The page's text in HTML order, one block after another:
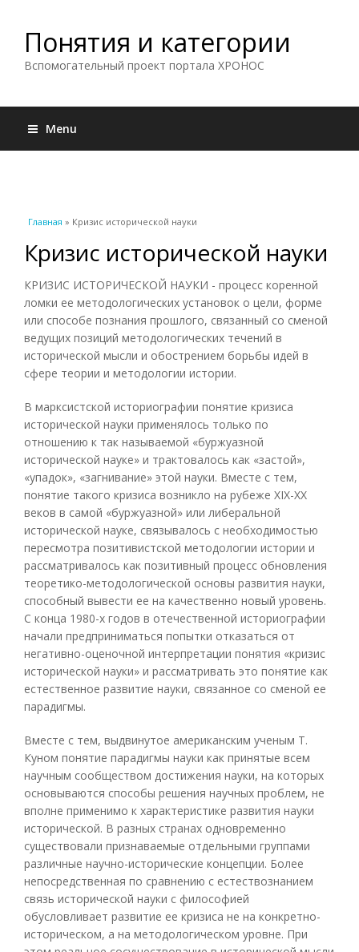
Понятия и категории
Вспомогательный проект портала ХРОНОС
Menu
Вы здесь
Главная » Кризис исторической науки
Кризис исторической науки
КРИЗИС ИСТОРИЧЕСКОЙ НАУКИ - процесс коренной
ломки ее методологических установок о цели, форме
или способе познания прошлого, связанный со сменой
ведущих позиций методологических течений в
исторической мысли и обострением борьбы идей в
сфере теории и методологии истории.
В марксистской историографии понятие кризиса
исторической науки применялось только по
отношению к так называемой «буржуазной
исторической науке» и трактовалось как «застой»,
«упадок», «загнивание» этой науки. Вместе с тем,
понятие такого кризиса возникло на рубеже XIX-XX
веков в самой «буржуазной» или либеральной
исторической науке, связывалось с необходимостью
пересмотра позитивистской методологии истории и
рассматривалось как позитивный процесс обновления
теоретико-методологической основы развития науки,
способный вывести ее на качественно новый уровень.
С конца 1980-х годов в отечественной историографии
начали предприниматься попытки отказаться от
негативно-оценочной интерпретации понятия «кризис
исторической науки» и рассматривать это понятие как
естественное развитие науки, связанное со сменой ее
парадигмы.
Вместе с тем, выдвинутое американским ученым Т.
Куном понятие парадигмы науки как принятые всем
научным сообществом достижения науки, на которых
основываются способы решения научных проблем, не
вполне применимо к характеристике развития науки
исторической. В разных странах одновременно
существовали признаваемые отдельными группами
различные научно-исторические концепции. Более
непосредственная по сравнению с естествознанием
связь исторической науки с философией
обусловливает развитие ее кризиса не на конкретно-
историческом, а на методологическом уровне. При